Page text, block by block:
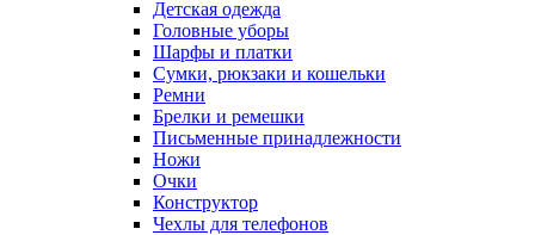
Детская одежда
Головные уборы
Шарфы и платки
Сумки, рюкзаки и кошельки
Ремни
Брелки и ремешки
Письменные принадлежности
Ножи
Очки
Конструктор
Чехлы для телефонов